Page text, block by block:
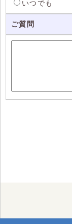
いつでも
ご質問